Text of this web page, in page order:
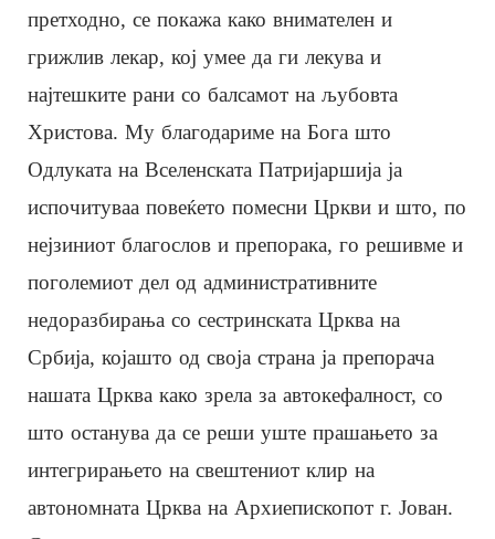
претходно, се покажа како внимателен и
грижлив лекар, кој умее да ги лекува и
најтешките рани со балсамот на љубовта
Христова. Му благодариме на Бога што
Одлуката на Вселенската Патријаршија ја
испочитуваа повеќето помесни Цркви и што, по
нејзиниот благослов и препорака, го решивме и
поголемиот дел од административните
недоразбирања со сестринската Црква на
Србија, којашто од своја страна ја препорача
нашата Црква како зрела за автокефалност, со
што останува да се реши уште прашањето за
интегрирањето на свештениот клир на
автономната Црква на Архиепископот г. Јован.